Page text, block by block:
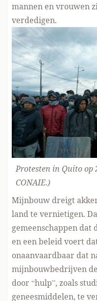
mannen en vrouwen
verdedigen.
Protesten in Quito
CONAIE.)
Mijnbouw dreigt
land te vernietigen.
gemeenschappen
en een beleid voert
onaanvaardbaar dat
mijnbouwbedrijven
door “hulp”, zoals
geneesmiddelen, te